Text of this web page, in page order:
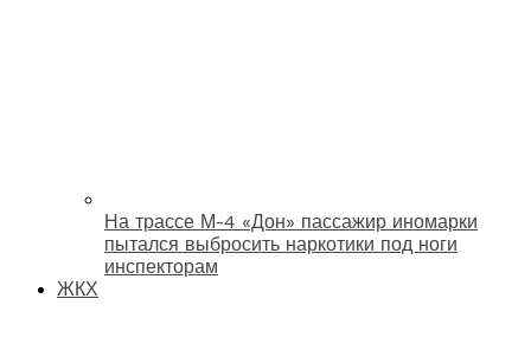
На трассе М-4 «Дон» пассажир иномарки
пытался выбросить наркотики под ноги
инспекторам
ЖКХ